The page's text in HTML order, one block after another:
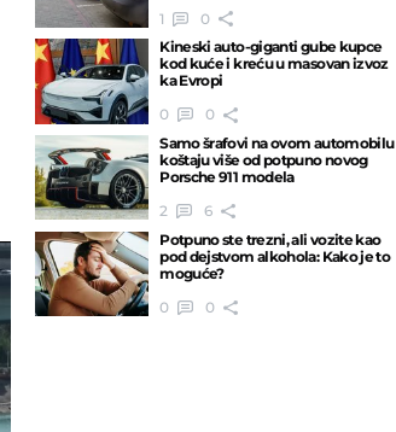
1
0
Kineski auto-giganti gube kupce
kod kuće i kreću u masovan izvoz
ka Evropi
0
0
Samo šrafovi na ovom automobilu
koštaju više od potpuno novog
Porsche 911 modela
2
6
Potpuno ste trezni, ali vozite kao
pod dejstvom alkohola: Kako je to
moguće?
0
0